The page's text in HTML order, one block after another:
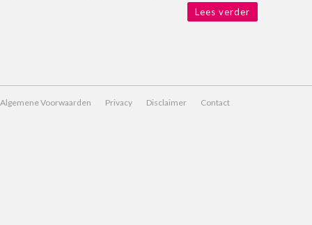
Lees verder
Algemene Voorwaarden Privacy Disclaimer Contact